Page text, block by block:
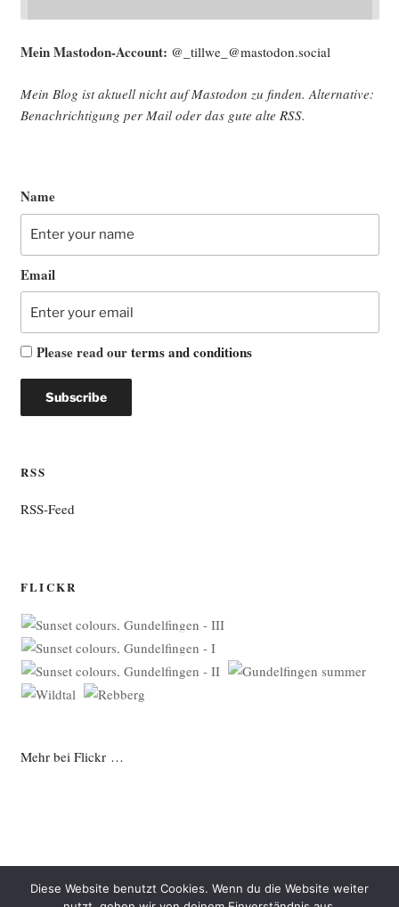
Mein Mast­o­don-Account: @_tillwe_@mastodon.social
Mein Blog ist aktu­ell nicht auf Mast­o­don zu fin­den. Alter­na­ti­ve:
Benach­rich­ti­gung per Mail oder das gute alte RSS.
Name
Email
Please read ourterms and conditions
RSS
RSS-Feed
FLICKR
Mehr bei Flickr …
Diese Website benutzt Cookies. Wenn du die Website weiter